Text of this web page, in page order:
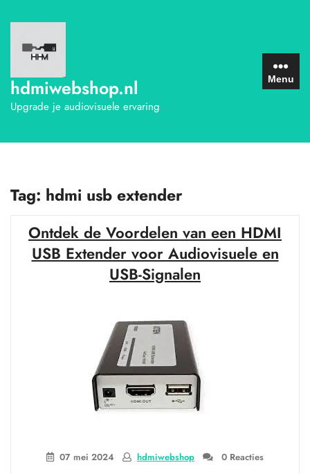
naar
inhoud
hdmiwebshop.nl
Upgrade je audiovisuele ervaring
Menu
Tag: hdmi usb extender
Ontdek de Voordelen van een HDMI
USB Extender voor Audiovisuele en
USB-Signalen
07 mei 2024 hdmiwebshop 0 Reacties